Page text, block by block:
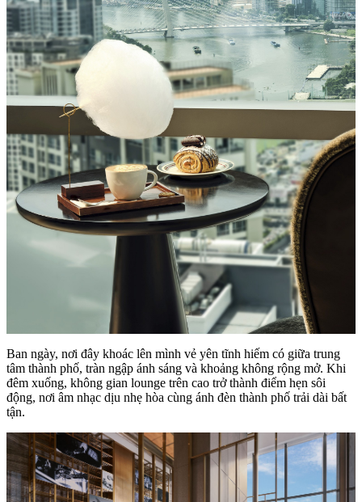
Ban ngày, nơi đây khoác lên mình vẻ yên tĩnh hiếm có giữa trung
tâm thành phố, tràn ngập ánh sáng và khoảng không rộng mở. Khi
đêm xuống, không gian lounge trên cao trở thành điểm hẹn sôi
động, nơi âm nhạc dịu nhẹ hòa cùng ánh đèn thành phố trải dài bất
tận.